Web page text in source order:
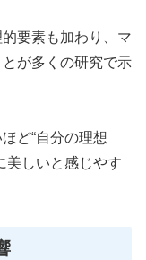
要素も加わり、マ
が多くの研究で示
ど“自分の理想
美しいと感じやす